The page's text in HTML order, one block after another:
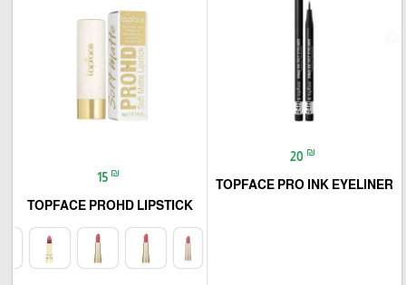
20 ₪
TOPFACE PRO INK EYELINER
15 ₪
TOPFACE PROHD LIPSTICK